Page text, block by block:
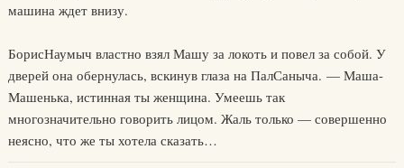
машина ждет внизу.
БорисНаумыч властно взял Машу за локоть и повел за собой. У
дверей она обернулась, вскинув глаза на ПалСаныча. — Маша-
Машенька, истинная ты женщина. Умеешь так
многозначительно говорить лицом. Жаль только — совершенно
неясно, что же ты хотела сказать…